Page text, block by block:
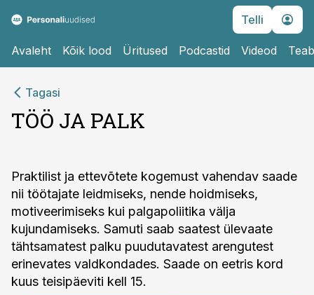
Telli
Avaleht Kõik lood Üritused Podcastid Videod
Tagasi
TÖÖ JA PALK
Praktilist ja ettevõtete kogemust vahendav saade
nii töötajate leidmiseks, nende hoidmiseks,
motiveerimiseks kui palgapoliitika välja
kujundamiseks. Samuti saab saatest ülevaate
tähtsamatest palku puudutavatest arengutest
erinevates valdkondades. Saade on eetris kord
kuus teisipäeviti kell 15.